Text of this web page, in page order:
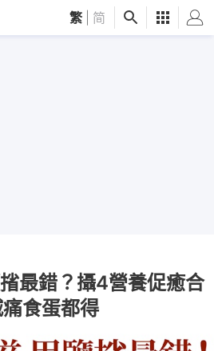
繁 简
最錯？攝4營養促癒合
食蛋都得